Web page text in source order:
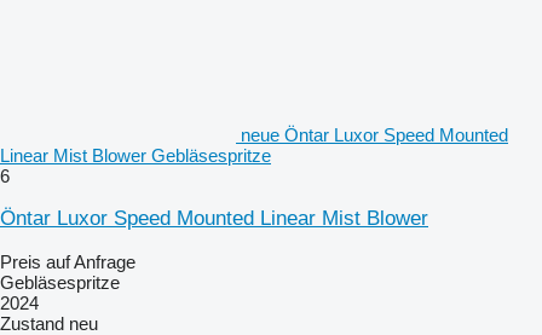
neue Öntar Luxor Speed Mounted
Linear Mist Blower Gebläsespritze
6
Öntar Luxor Speed Mounted Linear Mist Blower
Preis auf Anfrage
Gebläsespritze
2024
Zustand neu